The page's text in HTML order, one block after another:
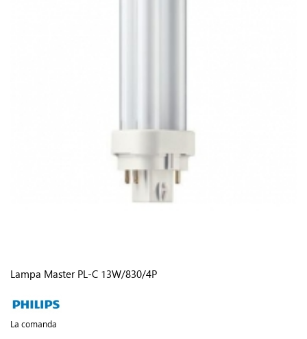
Lampa Master PL-C 13W/830/4P
La comanda